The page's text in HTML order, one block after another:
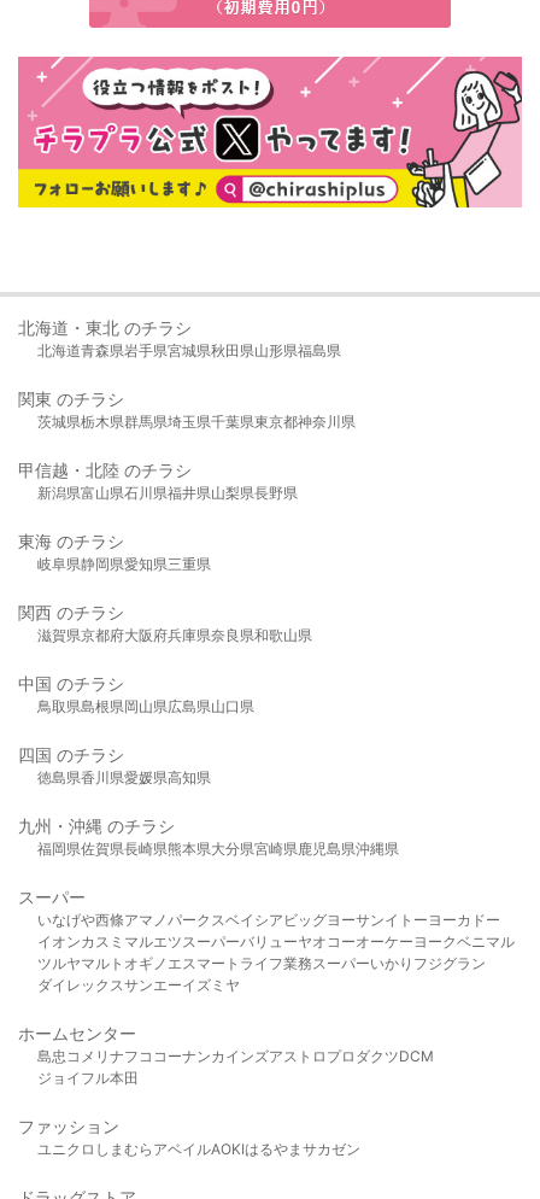
北海道・東北 のチラシ
北海道青森県岩手県宮城県秋田県山形県福島県
関東 のチラシ
茨城県栃木県群馬県埼玉県千葉県東京都神奈川県
甲信越・北陸 のチラシ
新潟県富山県石川県福井県山梨県長野県
東海 のチラシ
岐阜県静岡県愛知県三重県
関西 のチラシ
滋賀県京都府大阪府兵庫県奈良県和歌山県
中国 のチラシ
鳥取県島根県岡山県広島県山口県
四国 のチラシ
徳島県香川県愛媛県高知県
九州・沖縄 のチラシ
福岡県佐賀県長崎県熊本県大分県宮崎県鹿児島県沖縄県
スーパー
いなげや西條アマノパークスベイシア ビッグヨーサンイトーヨーカドー
イオンカスミ マルエツスーパーバリューヤオコーオーケー ヨークベニマル
ツルヤマルト オギノ エスマート ライフ業務スーパーいかり フジグラン
ダイレックスサンエーイズミヤ
ホームセンター
島忠 コメリ ナフコ コーナンカインズアストロプロダクツDCM
ジョイフル本田
ファッション
ユニクロ しまむら アベイルAOKIはるやま サカゼン